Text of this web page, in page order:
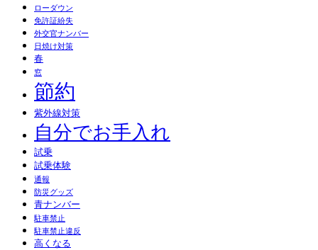
ローダウン
免許証紛失
外交官ナンバー
日焼け対策
春
窓
節約
紫外線対策
自分でお手入れ
試乗
試乗体験
通報
防災グッズ
青ナンバー
駐車禁止
駐車禁止違反
高くなる